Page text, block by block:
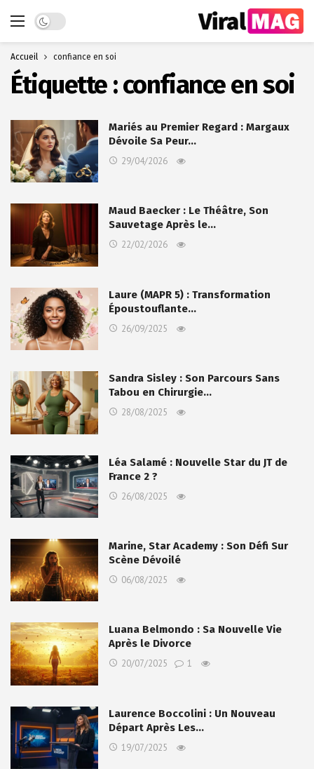
Dark mode
Accueil confiance en soi
Étiquette :confiance en soi
Mariés au Premier Regard : Margaux
Dévoile Sa Peur…
29/04/2026
Maud Baecker : Le Théâtre, Son
Sauvetage Après le…
22/02/2026
Laure (MAPR 5) : Transformation
Époustouflante…
26/09/2025
Sandra Sisley : Son Parcours Sans
Tabou en Chirurgie…
28/08/2025
Léa Salamé : Nouvelle Star du JT de
France 2 ?
26/08/2025
Marine, Star Academy : Son Défi Sur
Scène Dévoilé
06/08/2025
Luana Belmondo : Sa Nouvelle Vie
Après le Divorce
20/07/2025 1
Laurence Boccolini : Un Nouveau
Départ Après Les…
19/07/2025